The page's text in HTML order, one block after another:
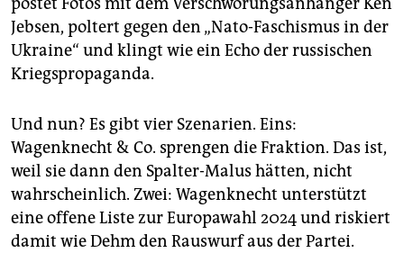
Jebsen, poltert gegen den „Nato-Faschismus in der
Ukraine“ und klingt wie ein Echo der russischen
Kriegspropaganda.
Und nun? Es gibt vier Szenarien. Eins:
Wagenknecht & Co. sprengen die Fraktion. Das ist,
weil sie dann den Spalter-Malus hätten, nicht
wahrscheinlich. Zwei: Wagenknecht unterstützt
eine offene Liste zur Europawahl 2024 und riskiert
damit wie Dehm den Rauswurf aus der Partei.